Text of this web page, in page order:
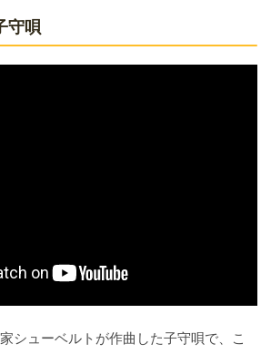
守唄
シューベルトが作曲した子守唄で、こ